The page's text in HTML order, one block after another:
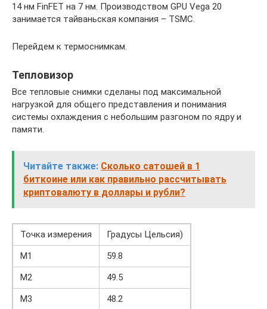
14 нм FinFET на 7 нм. Производством GPU Vega 20
занимается тайваньская компания – TSMC.
Перейдем к термоснимкам.
Тепловизор
Все тепловые снимки сделаны под максимальной
нагрузкой для общего представления и понимания
системы охлаждения с небольшим разгоном по ядру и
памяти.
Читайте также: Сколько сатошей в 1
биткоине или как правильно рассчитывать
криптовалюту в доллары и рубли?
Точка измерения
Градусы Цельсия)
M1
59.8
M2
49.5
M3
48.2